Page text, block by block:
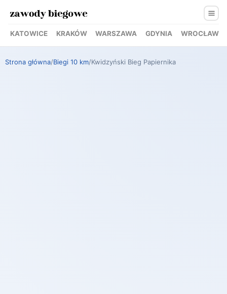
KATOWICE KRAKÓW WARSZAWA GDYNIA WROCŁAW
Strona główna/Biegi 10 km/Kwidzyński Bieg Papiernika